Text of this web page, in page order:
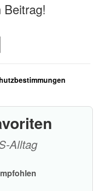
Beitrag!
Alltag